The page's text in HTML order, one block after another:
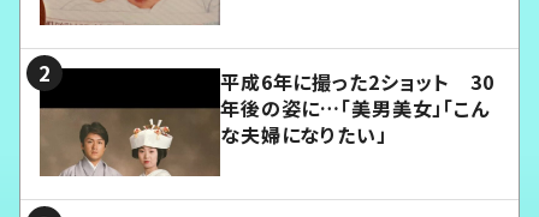
平成6年に撮った2ショット 30
年後の姿に…「美男美女」「こん
な夫婦になりたい」